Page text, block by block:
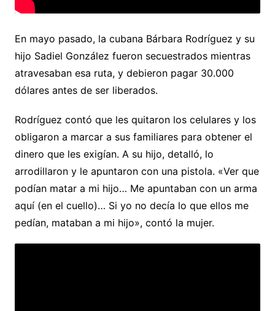
En mayo pasado, la cubana Bárbara Rodríguez y su
hijo Sadiel González fueron secuestrados mientras
atravesaban esa ruta, y debieron pagar 30.000
dólares antes de ser liberados.
Rodríguez contó que les quitaron los celulares y los
obligaron a marcar a sus familiares para obtener el
dinero que les exigían. A su hijo, detalló, lo
arrodillaron y le apuntaron con una pistola. «Ver que
podían matar a mi hijo… Me apuntaban con un arma
aquí (en el cuello)… Si yo no decía lo que ellos me
pedían, mataban a mi hijo», contó la mujer.